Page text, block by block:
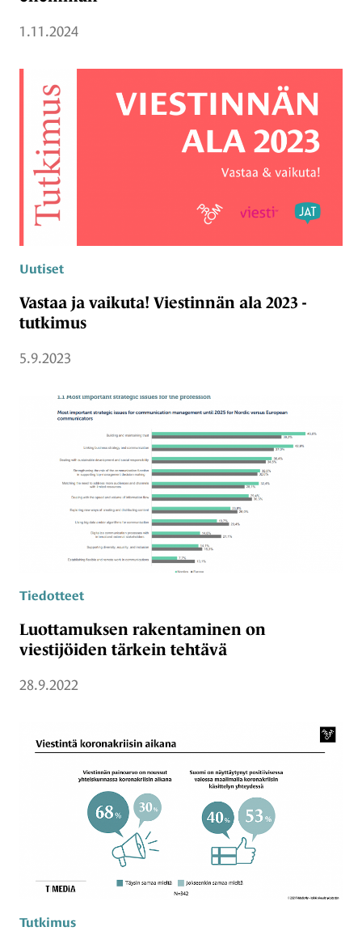
1.11.2024
Uutiset
Vastaa ja vaikuta! Viestinnän ala 2023 -
tutkimus
5.9.2023
Tiedotteet
Luottamuksen rakentaminen on
viestijöiden tärkein tehtävä
28.9.2022
Tutkimus